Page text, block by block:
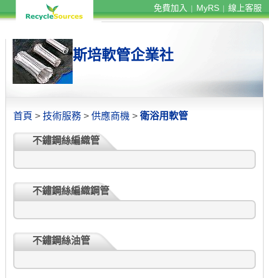
免費加入 MyRS 線上客服
斯培軟管企業社
首頁 > 技術服務> 供應商機 > 衛浴用軟管
不鏽鋼絲編織管
不鏽鋼絲編織鋼管
不鏽鋼絲油管